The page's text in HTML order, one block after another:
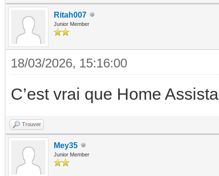
Ritah007
Junior Member
18/03/2026, 15:16:00
C’est vrai que Home
Trouver
Mey35
Junior Member